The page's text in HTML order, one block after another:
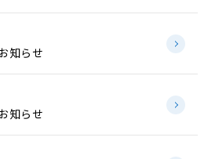
知らせ
知らせ